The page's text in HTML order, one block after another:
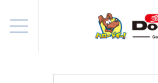
首页
> 产品/视频> 全部商品